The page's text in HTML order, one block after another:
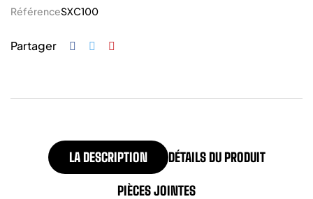
RéférenceSXC100
Partager
LA DESCRIPTION DÉTAILS DU PRODUIT
PIÈCES JOINTES